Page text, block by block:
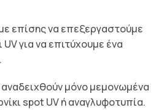
επίσης να επεξεργαστούμε
για να επιτύχουμε ένα
μόνο μεμονωμένα
spot UV ή αναγλυφοτυπία.